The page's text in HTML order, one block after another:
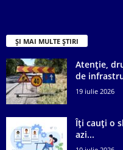
ȘI MAI MULTE ȘTIRI
Atenție,
de
19 iulie 2026
Îți cauți o
azi...